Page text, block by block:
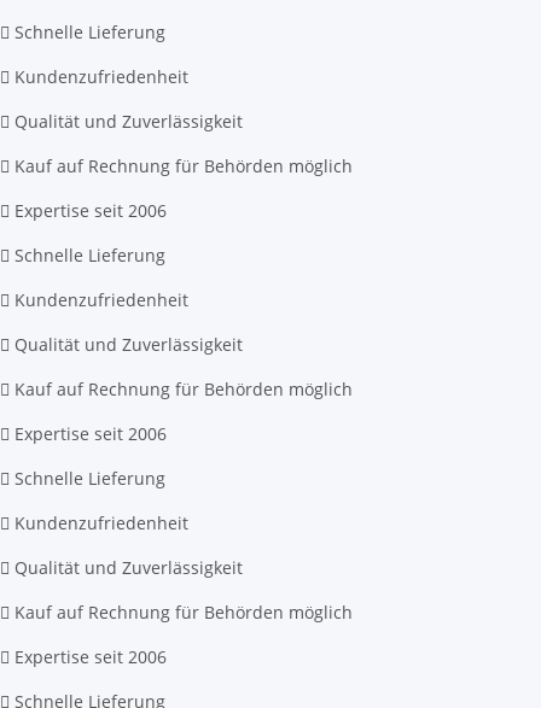
Schnelle Lieferung
Kundenzufriedenheit
Qualität und Zuverlässigkeit
Kauf auf Rechnung für Behörden möglich
Expertise seit 2006
Schnelle Lieferung
Kundenzufriedenheit
Qualität und Zuverlässigkeit
Kauf auf Rechnung für Behörden möglich
Expertise seit 2006
Schnelle Lieferung
Kundenzufriedenheit
Qualität und Zuverlässigkeit
Kauf auf Rechnung für Behörden möglich
Expertise seit 2006
Schnelle Lieferung